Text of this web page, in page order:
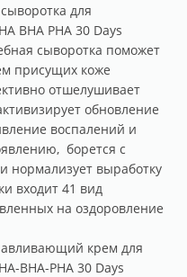
для
BHA PHA 30 Days
сыворотка поможет
присущих коже
отшелушивает
обновление
воспалений и
борется с
выработку
входит 41 вид
на оздоровление
крем для
BHA-PHA 30 Days